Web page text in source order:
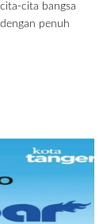
cita bangsa
penuh